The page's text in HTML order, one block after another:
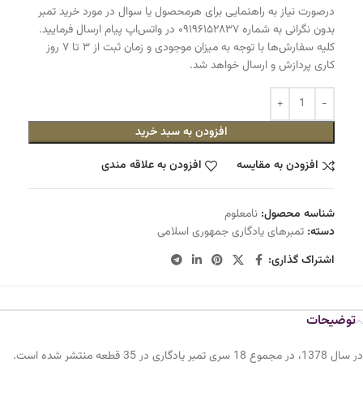
درصورت نیاز به راهنمایی برای هرمحصول یا سوال در مورد خرید تمبر
بدون نگرانی به شماره ۰۹۱۹۶۱۵۲۸۳۷ در واتس‌اپ پیام ارسال فرمایید.
کلیه سفارش‌ها با توجه به میزان موجودی و زمان ثبت از ۳ تا ۷ روز
کاری پردازش و ارسال خواهد شد.
افزودن به سبد خرید
افزودن به مقایسه
افزودن به علاقه مندی
شناسه محصول: نامعلوم
دسته: تمبرهای یادگاری جمهوری اسلامی
اشتراک گذاری:
توضیحات
در سال 1378، در مجموع 18 سری تمبر یادگاری در 35 قطعه منتشر شده است.